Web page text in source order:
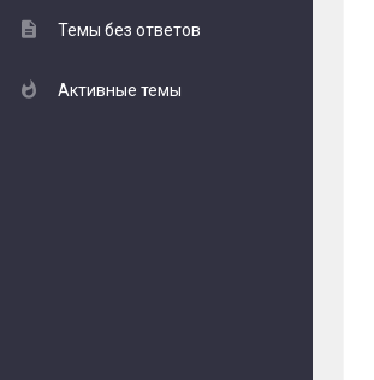
Темы без ответов
Активные темы